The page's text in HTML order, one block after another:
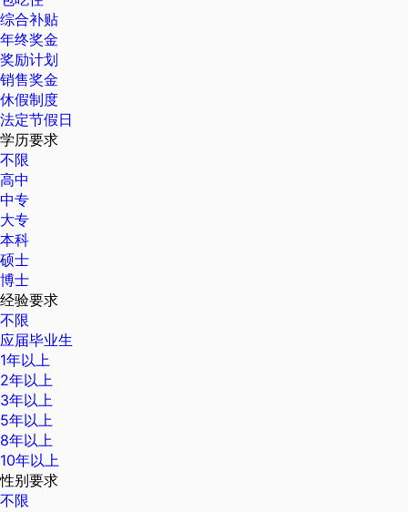
综合补贴
年终奖金
奖励计划
销售奖金
休假制度
法定节假日
学历要求
不限
高中
中专
大专
本科
硕士
博士
经验要求
不限
应届毕业生
1年以上
2年以上
3年以上
5年以上
8年以上
10年以上
性别要求
不限